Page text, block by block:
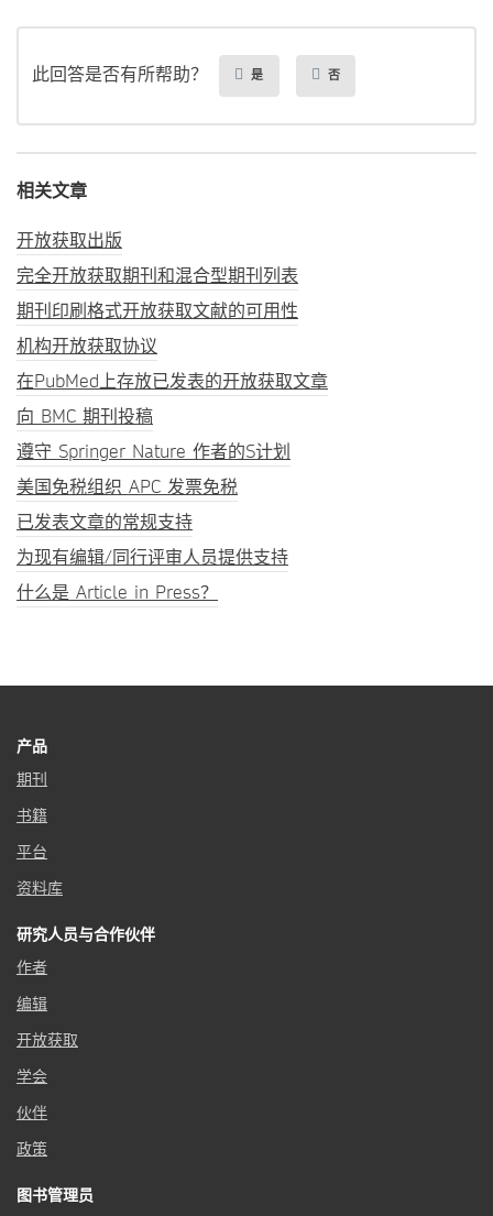
此回答是否有所帮助？ 是 否
相关文章
开放获取出版
完全开放获取期刊和混合型期刊列表
期刊印刷格式开放获取文献的可用性
机构开放获取协议
在PubMed上存放已发表的开放获取文章
向 BMC 期刊投稿
遵守 Springer Nature 作者的S计划
美国免税组织 APC 发票免税
已发表文章的常规支持
为现有编辑/同行评审人员提供支持
什么是 Article in Press？
产品
期刊
书籍
平台
资料库
研究人员与合作伙伴
作者
编辑
开放获取
学会
伙伴
政策
图书管理员